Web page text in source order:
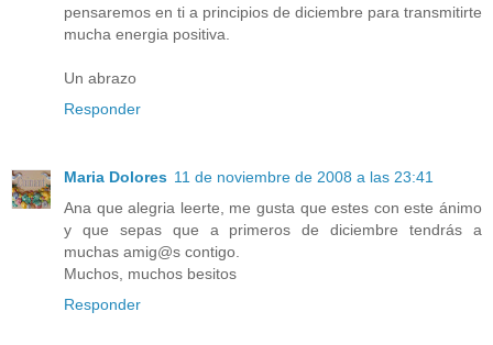
pensaremos en ti a principios de diciembre para transmitirte
mucha energia positiva.
Un abrazo
Responder
Maria Dolores 11 de noviembre de 2008 a las 23:41
Ana que alegria leerte, me gusta que estes con este ánimo
y que sepas que a primeros de diciembre tendrás a
muchas amig@s contigo.
Muchos, muchos besitos
Responder